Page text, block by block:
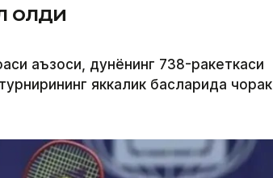
олди
аъзоси, дунёнинг 738-ракеткаси
яккалик баҳсларида чорак